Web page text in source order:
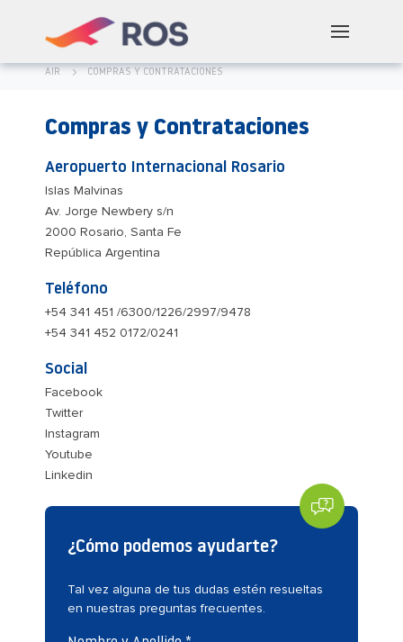
AIR COMPRAS Y CONTRATACIONES
Compras y Contrataciones
Aeropuerto Internacional Rosario
Islas Malvinas
Av. Jorge Newbery s/n
2000 Rosario, Santa Fe
República Argentina
Teléfono
+54 341 451 /6300/1226/2997/9478
+54 341 452 0172/0241
Social
Facebook
Twitter
Instagram
Youtube
Linkedin
¿Cómo podemos ayudarte?
Tal vez alguna de tus dudas estén resueltas
en nuestras preguntas frecuentes.